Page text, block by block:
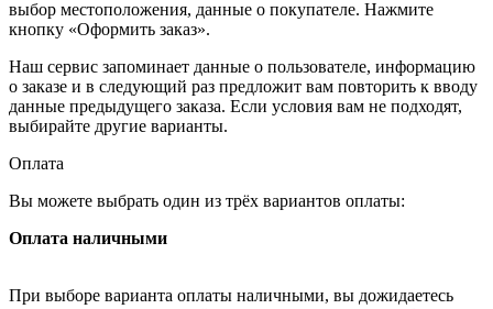
выбор местоположения, данные о покупателе. Нажмите
кнопку «Оформить заказ».
Наш сервис запоминает данные о пользователе, информацию
о заказе и в следующий раз предложит вам повторить к вводу
данные предыдущего заказа. Если условия вам не подходят,
выбирайте другие варианты.
Оплата
Вы можете выбрать один из трёх вариантов оплаты:
Оплата наличными
При выборе варианта оплаты наличными, вы дожидаетесь